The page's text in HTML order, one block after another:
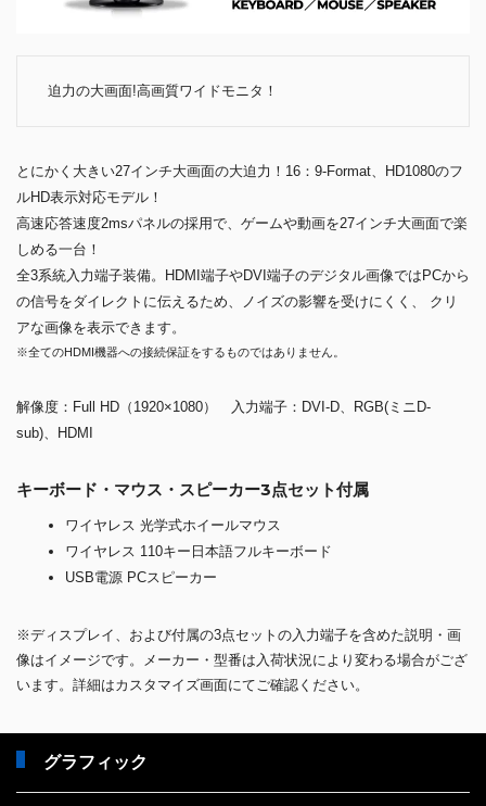
迫力の大画面!高画質ワイドモニタ！
とにかく大きい27インチ大画面の大迫力！16：9-Format、HD1080のフ
ルHD表示対応モデル！
高速応答速度2msパネルの採用で、ゲームや動画を27インチ大画面で楽
しめる一台！
全3系統入力端子装備。HDMI端子やDVI端子のデジタル画像ではPCから
の信号をダイレクトに伝えるため、ノイズの影響を受けにくく、 クリ
アな画像を表示できます。
※全てのHDMI機器への接続保証をするものではありません。
解像度：Full HD（1920×1080） 入力端子：DVI-D、RGB(ミニD-
sub)、HDMI
キーボード・マウス・スピーカー3点セット付属
ワイヤレス 光学式ホイールマウス
ワイヤレス 110キー日本語フルキーボード
USB電源 PCスピーカー
※ディスプレイ、および付属の3点セットの入力端子を含めた説明・画
像はイメージです。メーカー・型番は入荷状況により変わる場合がござ
います。詳細はカスタマイズ画面にてご確認ください。
グラフィック